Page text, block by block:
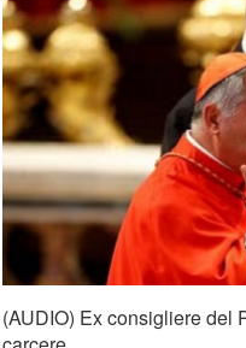
(AUDIO) Ex consigliere del